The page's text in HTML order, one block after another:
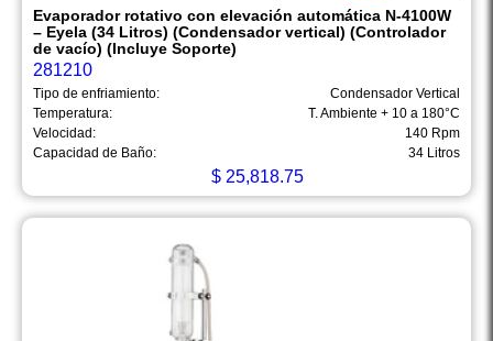
Evaporador rotativo con elevación automática N-4100W
– Eyela (34 Litros) (Condensador vertical) (Controlador
de vacío) (Incluye Soporte)
281210
Tipo de enfriamiento:
Condensador Vertical
Temperatura:
T. Ambiente + 10 a 180°C
Velocidad:
140 Rpm
Capacidad de Baño:
34 Litros
$ 25,818.75